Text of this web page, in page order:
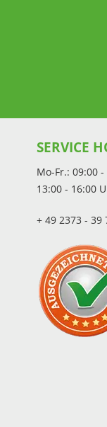
SERVICE
Mo-Fr.: 09:00
13:00 - 16:00
+ 49 2373 - 39